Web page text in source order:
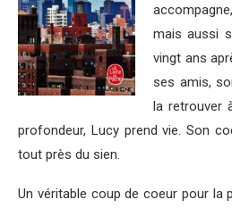
mais aussi
vingt ans
ses amis,
la retrouver
profondeur, Lucy prend vie. Son
tout près du sien.
Un véritable coup de coeur pour la